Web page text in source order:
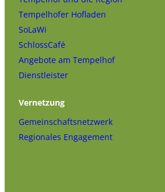
Tempelhofer Hofladen
SoLaWi
SchlossCafé
Angebote am Tempelhof
Dienstleister
Vernetzung
Gemeinschaftsnetzwerk
Regionales Engagement